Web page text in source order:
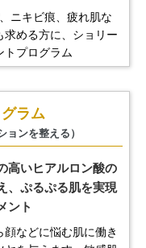
ニキビ痕、疲れ肌な
める方に、 ショリー
トプログラム
ラム
ョンを整える）
高いヒアルロン酸の
、ぷるぷる肌を実現
ント
などに悩む肌に働き